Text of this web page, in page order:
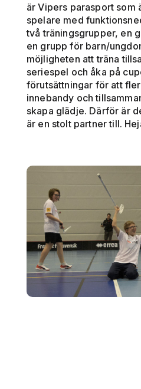
är Vipers parasport som
spelare med
två träningsgrupper, en
en grupp för barn/
möjligheten att träna
seriespel och åka på
förutsättningar för att
innebandy och
skapa glädje. Därför är
är en stolt partner till.